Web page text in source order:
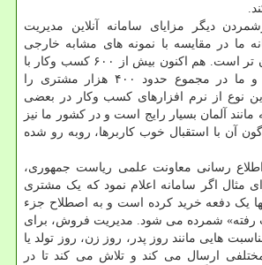
دیگر مزایای سامانه آنلاین مدیریت
ما در مقایسه با نمونه های مشابه خارجی
نزدیک ۵۰ درصد ارزان تر است. هم اکنون بیش از ۶۰۰ کسب وکار با
ما همکاری می کنند و ما در مجموع حدود ۴۰۰ هزار مشتری را
نوع از نرم افزارهای کسب وکار در بعضی
آلمان بسیار رایج است و در کشور ما نیز
آن با استقبال خوب کاربرها، روبه رو شده
اطلاع رسانی معاونت علمی ریاست جمهوری،
مثال اگر سامانه اعلام نمود که یک مشتری
یک دفعه خرید کرده است و به اصطلاح جزء
شمرده می شود. مدیریت فروش، برای
هایی مانند روز پدر، روز زن، روز تولد یا
مختلفی ارسال می کند و تلاش می کند تا در